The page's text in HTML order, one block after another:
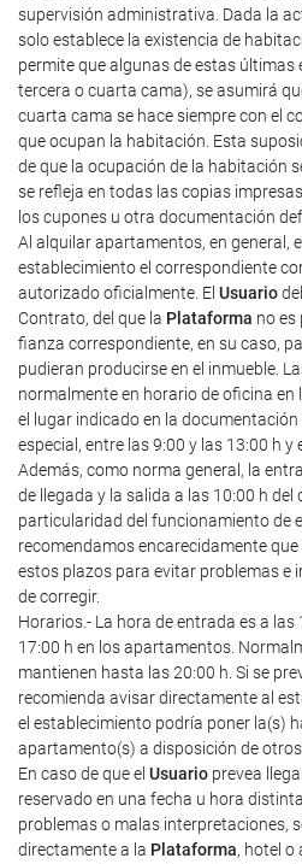
supervisión administrativa. Dada la
solo establece la existencia de
permite que algunas de estas últimas
tercera o cuarta cama), se asumirá
cuarta cama se hace siempre con el
que ocupan la habitación. Esta
de que la ocupación de la habitación
se refleja en todas las copias
los cupones u otra documentación
Al alquilar apartamentos, en general,
establecimiento el correspondiente
autorizado oficialmente. El Usuario
Contrato, del que la Plataforma no es
fianza correspondiente, en su caso,
pudieran producirse en el inmueble.
normalmente en horario de oficina en
el lugar indicado en la
especial, entre las 9:00 y las 13:00 h y
Además, como norma general, la
de llegada y la salida a las 10:00 h del
particularidad del funcionamiento de
recomendamos encarecidamente
estos plazos para evitar problemas e
de corregir.
Horarios.- La hora de entrada es a las
17:00 h en los apartamentos.
mantienen hasta las 20:00 h. Si se
recomienda avisar directamente al
el establecimiento podría poner la(s)
apartamento(s) a disposición de otros
En caso de que el Usuario prevea
reservado en una fecha u hora
problemas o malas interpretaciones,
directamente a la Plataforma, hotel o